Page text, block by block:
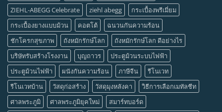
ZIEHL-ABEGG Celebrate
ziehl abegg
กระเบื้องพรีเมี่ยม
กระเบื้องยางแบบม้วน
คอตโต้
ฉนวนกันความร้อน
ชักโครกสุขภาพ
ถังหมักรักษ์โลก
ถังหมักรักษ์โลก ดีอย่างไร
บริษัทรับสร้างโรงงาน
บุญถาวร
ประตูม้วนระบบไฟฟ้า
ประตูม้วนไฟฟ้า
ผนังกันความร้อน ภาษีจีน
รีโนเวท
รีโนเวทบ้าน
วัสดุก่อสร้าง วัสดุมุงหลังคา
วิธีการเลือกเมทัลชีท
ศาลพระภูมิ
ศาลพระภูมิยุคใหม่
สมาร์ทบอร์ด